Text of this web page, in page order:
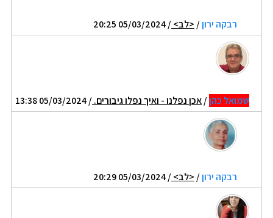
רבקה ירון/ <לב>/ 05/03/2024 20:25
שמואל כהן/אכן נפלנו - ואיך נפלו גיבורים./ 05/03/2024 13:38
רבקה ירון/ <לב>/ 05/03/2024 20:29